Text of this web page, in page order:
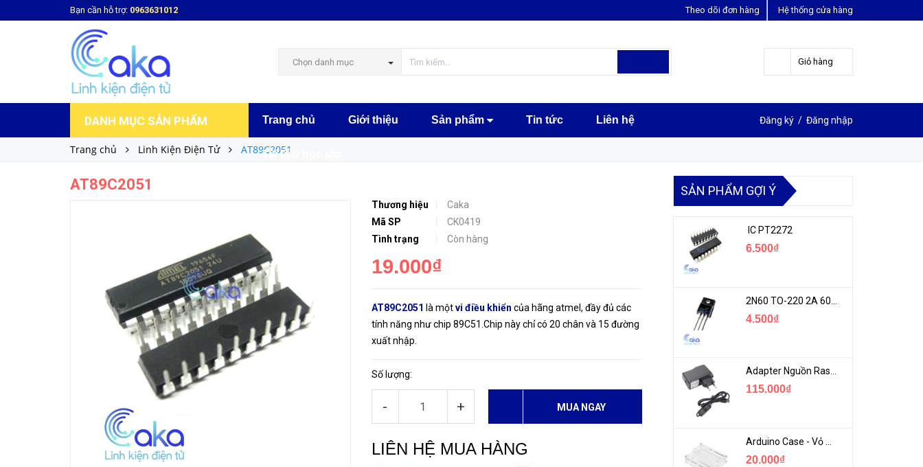
Bạn cần hỗ trợ: 0963631012 Hệ thống cửa hàng
Theo dõi đơn hàng
Chọn danh mục Giỏ hàng
DANH MỤC SẢN PHẨM Trang chủ Giới thiệu Sản phẩm Tin tức Liên hệ
Tài liệu học tập
Đăng ký / Đăng nhập
Trang chủ Linh Kiện Điện Tử AT89C2051
AT89C2051
Thương hiệu
Caka
Mã SP
CK0419
Tình trạng
Còn hàng
19.000₫
AT89C2051 là mộtvi điều khiển của hãng atmel, đầy đủ các
tính năng như chip 89C51.Chip này chỉ có 20 chân và 15 đường
xuất nhập.
Số lượng:
- + MUA NGAY
LIÊN HỆ MUA HÀNG
AT89C2051
MUA NGAY LIÊN HỆ ĐẶT HÀNG
SẢN PHẨM GỢI Ý
IC PT2272
6.500₫
4.500₫
Adapter Nguồn Raspberry 5V 2.5A - USB Micro Có Công Tắc
115.000₫
20.000₫